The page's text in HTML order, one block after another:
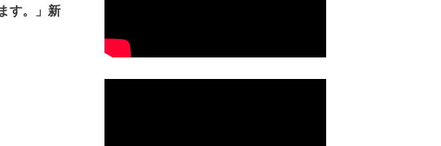
す。」新